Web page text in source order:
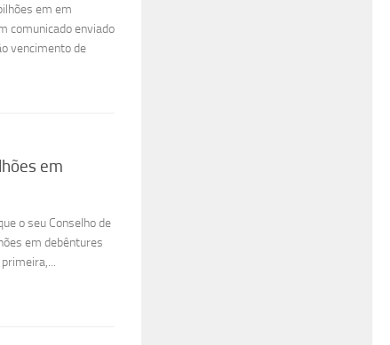
em em
comunicado enviado
vencimento de
em
o seu Conselho de
em debêntures